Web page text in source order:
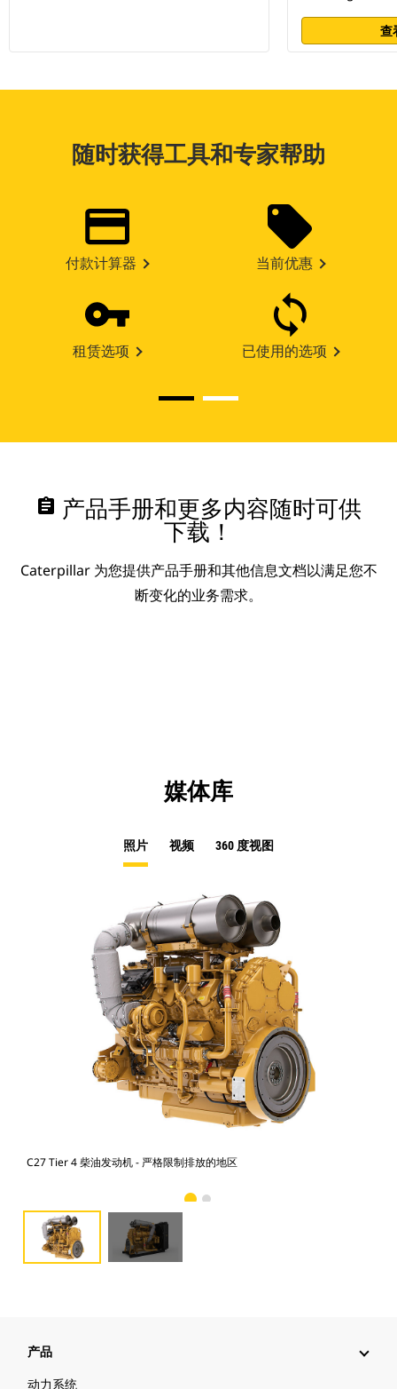
查
随时获得工具和专家帮助
付款计算器 当前优惠
租赁选项 已使用的选项
assignment 产品手册和更多内容随时可供
下载！
Caterpillar 为您提供产品手册和其他信息文档以满足您不
断变化的业务需求。
媒体库
照片 视频 360 度视图
C27 Tier 4 柴油发动机 - 严格限制排放的地区
产品
动力系统